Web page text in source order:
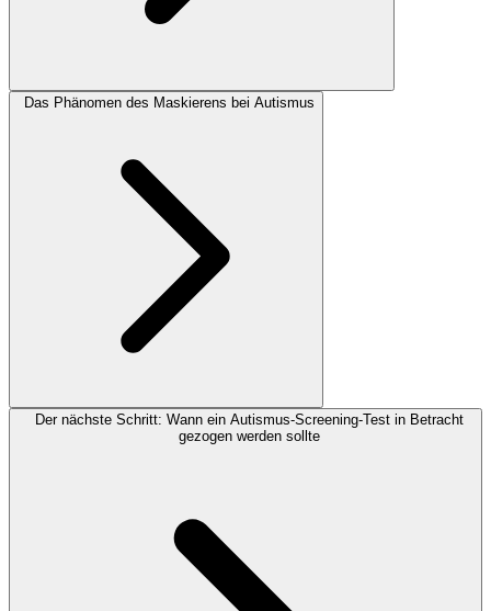
Das Phänomen des Maskierens bei Autismus
Der nächste Schritt: Wann ein Autismus-Screening-Test in Betracht
gezogen werden sollte